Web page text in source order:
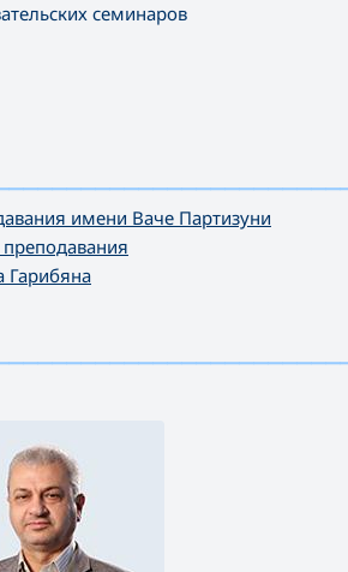
семинаров
имени Ваче Партизуни
Гарибяна